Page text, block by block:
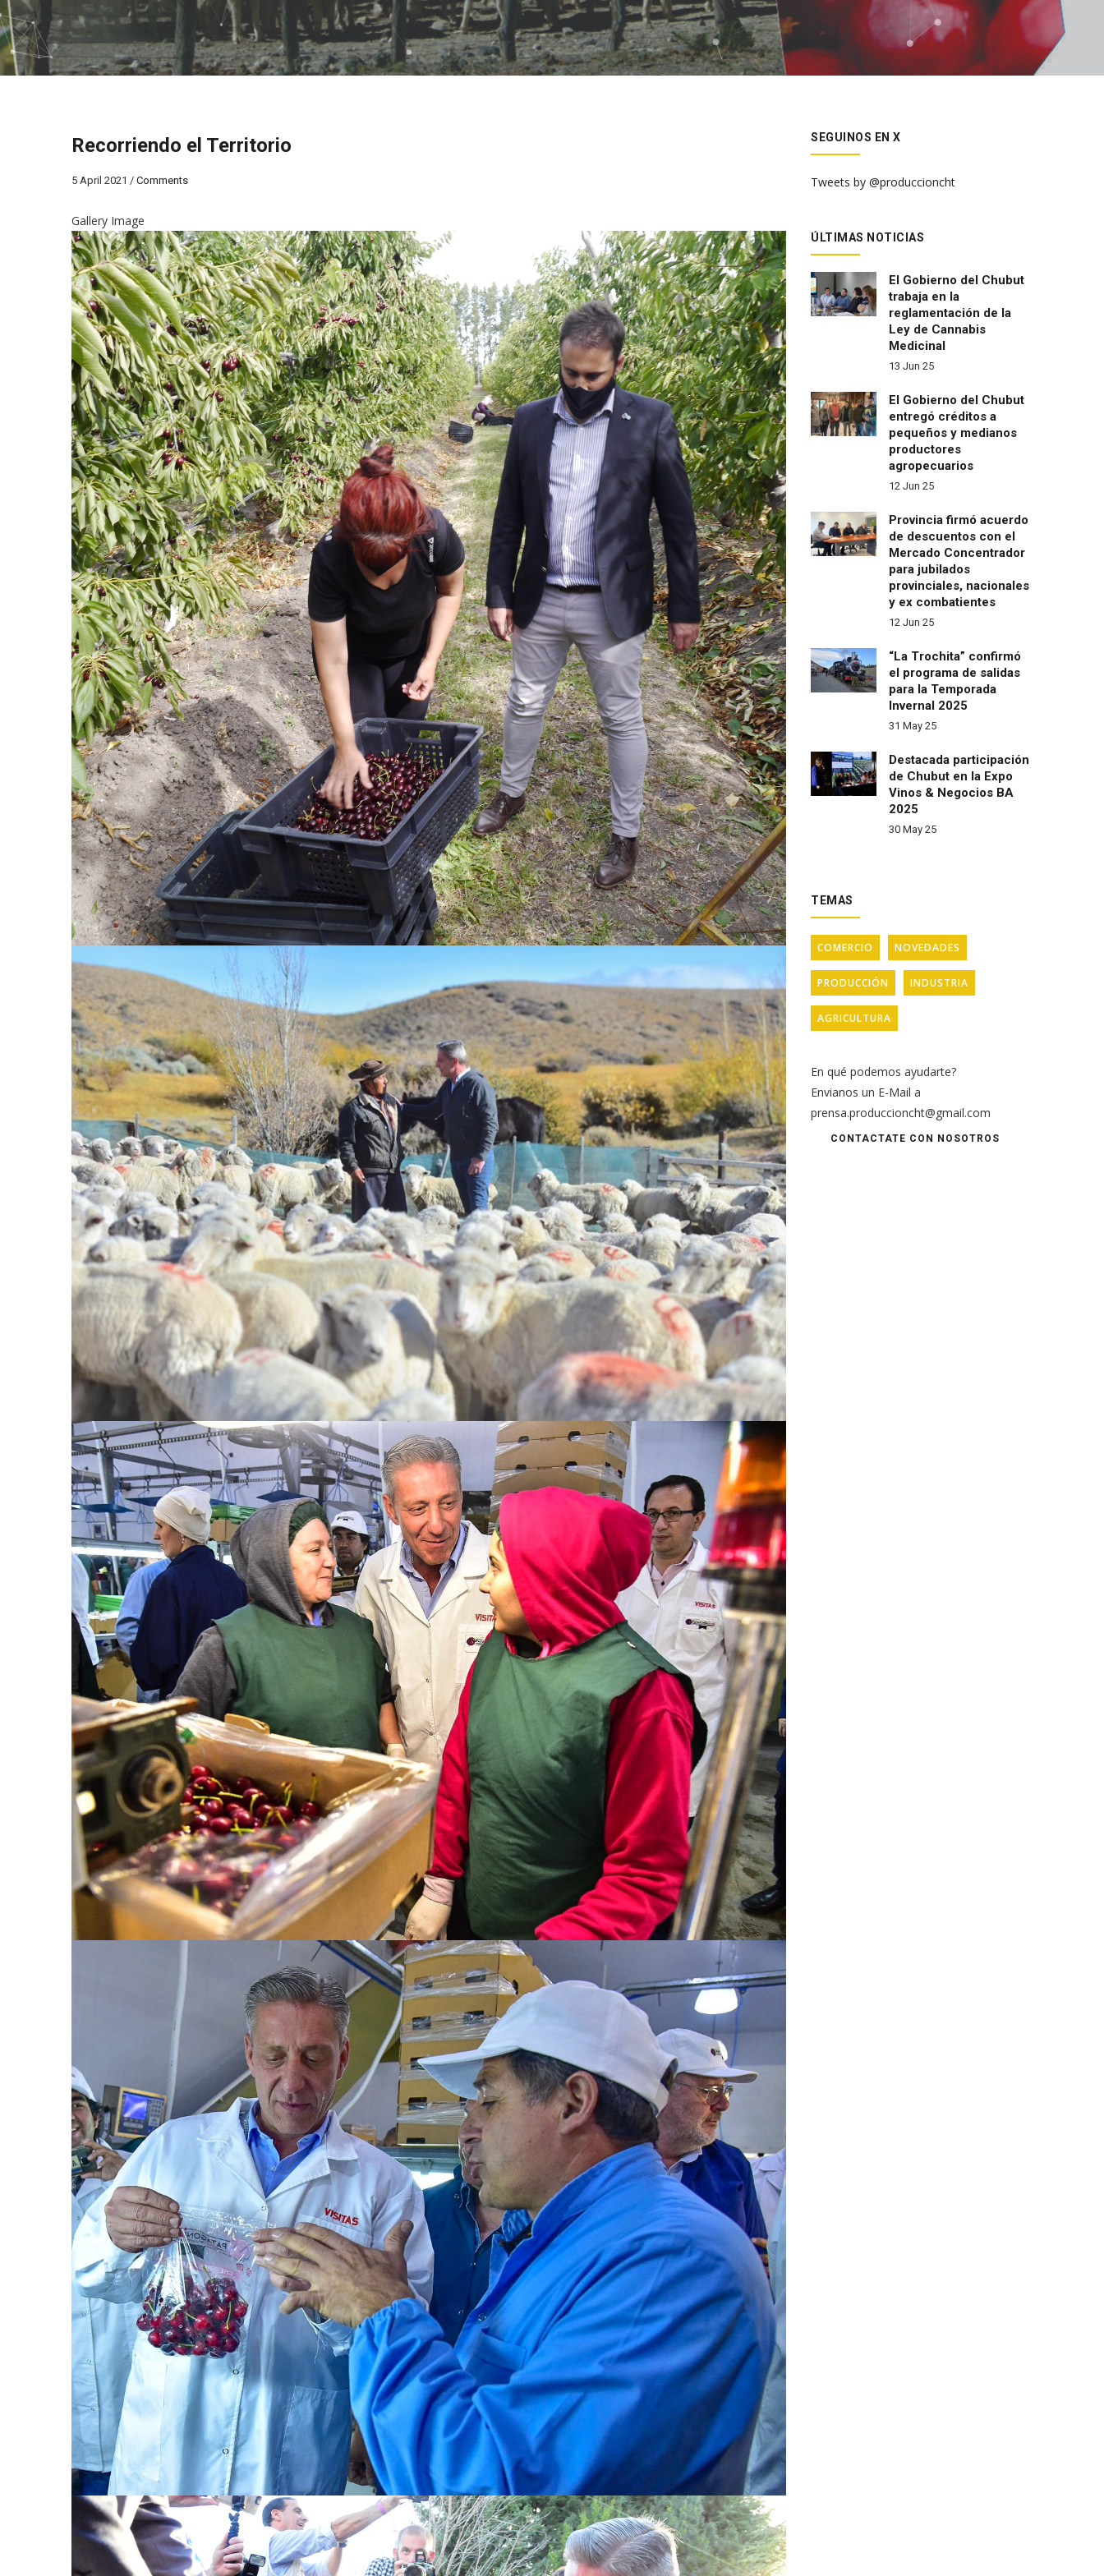
Recorriendo el Territorio
5 April 2021 / Comments
Gallery Image
SEGUINOS EN X
Tweets by @produccioncht
ÚLTIMAS NOTICIAS
El Gobierno del Chubut
trabaja en la
reglamentación de la
Ley de Cannabis
Medicinal
13 Jun 25
El Gobierno del Chubut
entregó créditos a
pequeños y medianos
productores
agropecuarios
12 Jun 25
Provincia firmó acuerdo
de descuentos con el
Mercado Concentrador
para jubilados
provinciales, nacionales
y ex combatientes
12 Jun 25
“La Trochita” confirmó
el programa de salidas
para la Temporada
Invernal 2025
31 May 25
Destacada participación
de Chubut en la Expo
Vinos & Negocios BA
2025
30 May 25
TEMAS
COMERCIO NOVEDADES
PRODUCCIÓN INDUSTRIA
AGRICULTURA
En qué podemos ayudarte?
Envianos un E-Mail a
prensa.produccioncht@gmail.com
CONTACTATE CON NOSOTROS